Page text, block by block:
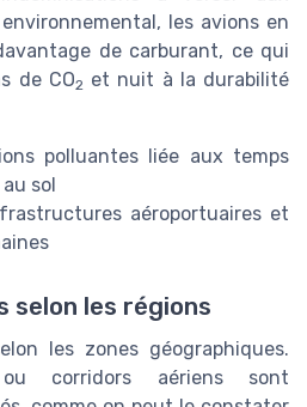
les avions en
de carburant, ce qui
de CO2 et nuit à la durabilité
polluantes liée aux temps
sol
aéroportuaires et
selon les régions
les zones géographiques.
corridors aériens sont